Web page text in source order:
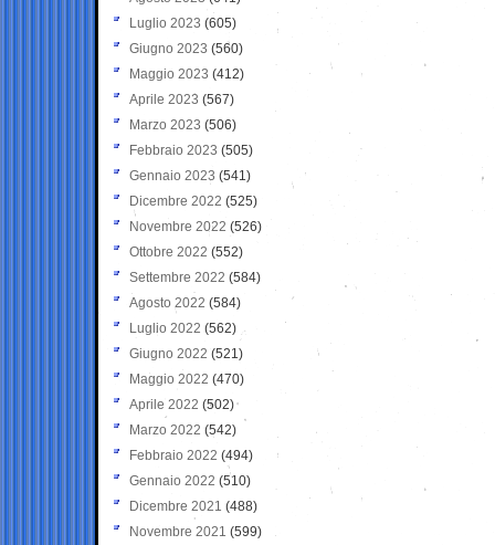
Luglio 2023 (605)
Giugno 2023 (560)
Maggio 2023 (412)
Aprile 2023 (567)
Marzo 2023 (506)
Febbraio 2023 (505)
Gennaio 2023 (541)
Dicembre 2022 (525)
Novembre 2022 (526)
Ottobre 2022 (552)
Settembre 2022 (584)
Agosto 2022 (584)
Luglio 2022 (562)
Giugno 2022 (521)
Maggio 2022 (470)
Aprile 2022 (502)
Marzo 2022 (542)
Febbraio 2022 (494)
Gennaio 2022 (510)
Dicembre 2021 (488)
Novembre 2021 (599)